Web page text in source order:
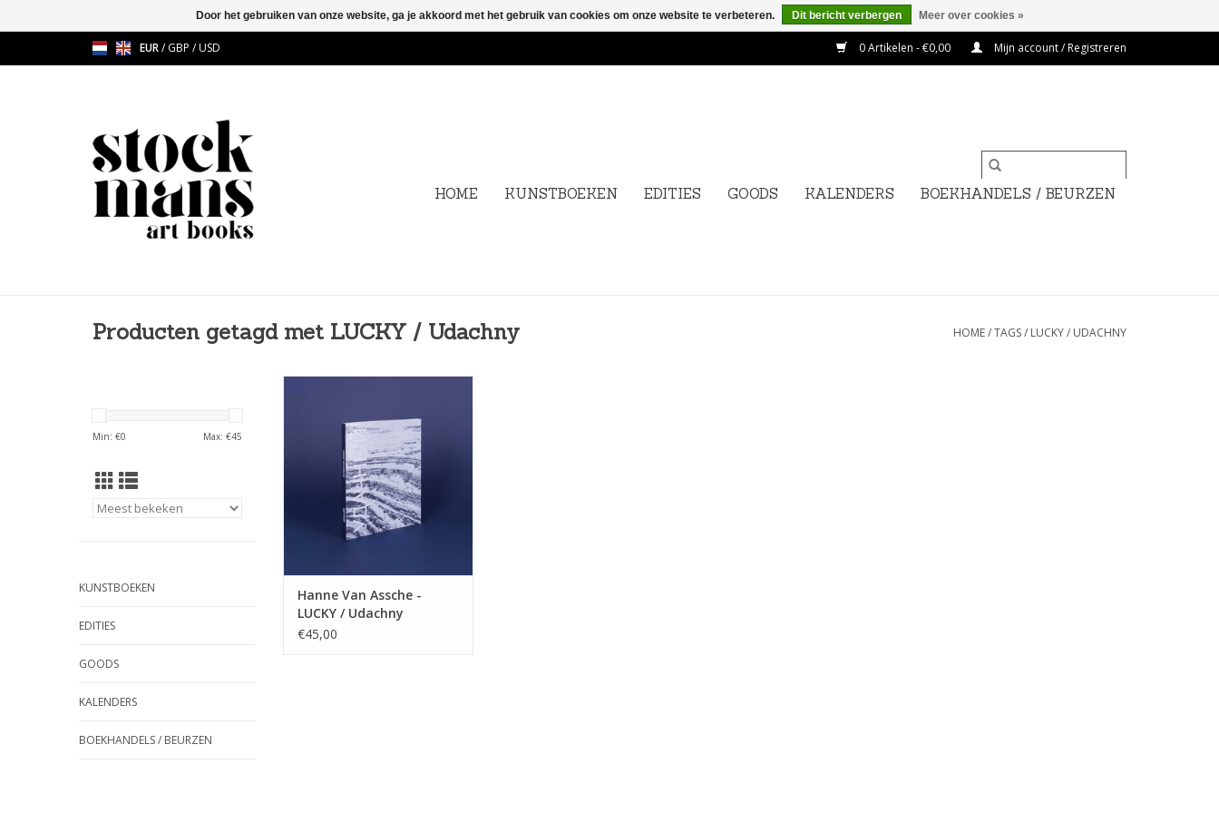
EUR/GBP /USD 0 Artikelen - €0,00 Mijn account / Registreren
HOME KUNSTBOEKEN EDITIES GOODS KALENDERS BOEKHANDELS / BEURZEN
Producten getagd met LUCKY / Udachny HOME/TAGS/ LUCKY / UDACHNY
Min: €0 Max: €45
KUNSTBOEKEN
EDITIES
GOODS
KALENDERS
BOEKHANDELS / BEURZEN
TOEVOEGEN AAN WINKELWAGEN
Hanne Van Assche -
LUCKY / Udachny
€45,00
Door het gebruiken van onze website, ga je akkoord met het gebruik van cookies om onze website te verbeteren. Dit bericht verbergen Meer over cookies »